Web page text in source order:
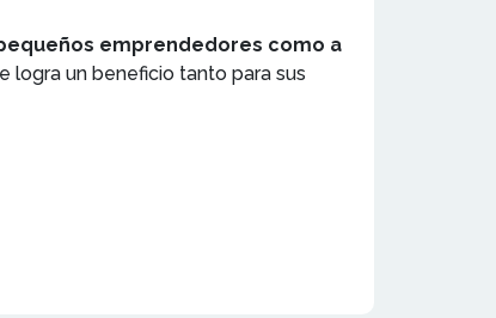
emprendedores como a
logra un beneficio tanto para sus